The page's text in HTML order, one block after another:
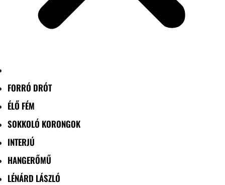
FORRÓ DRÓT
ÉLŐ FÉM
SOKKOLÓ KORONGOK
INTERJÚ
HANGERŐMŰ
LÉNÁRD LÁSZLÓ